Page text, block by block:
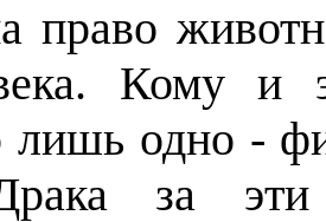
право
Кому и
лишь одно -
за эти